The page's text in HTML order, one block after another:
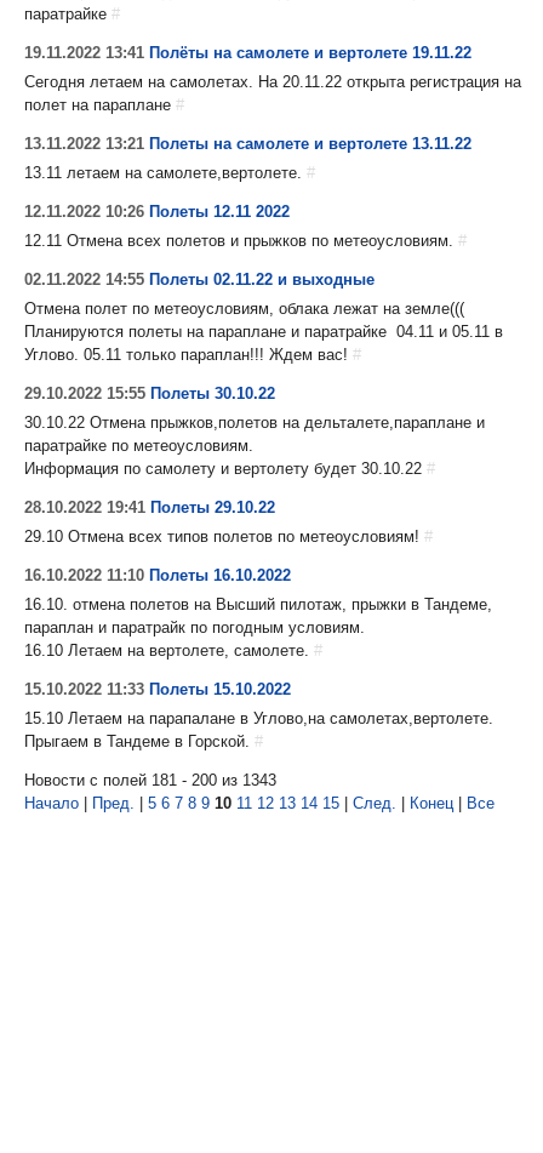
паратрайке #
19.11.2022 13:41 Полёты на самолете и вертолете 19.11.22
Сегодня летаем на самолетах. На 20.11.22 открыта регистрация на
полет на параплане #
13.11.2022 13:21 Полеты на самолете и вертолете 13.11.22
13.11 летаем на самолете,вертолете. #
12.11.2022 10:26 Полеты 12.11 2022
12.11 Отмена всех полетов и прыжков по метеоусловиям. #
02.11.2022 14:55 Полеты 02.11.22 и выходные
Отмена полет по метеоусловиям, облака лежат на земле(((
Планируются полеты на параплане и паратрайке 04.11 и 05.11 в
Углово. 05.11 только параплан!!! Ждем вас! #
29.10.2022 15:55 Полеты 30.10.22
30.10.22 Отмена прыжков,полетов на дельталете,параплане и
паратрайке по метеоусловиям.
Информация по самолету и вертолету будет 30.10.22 #
28.10.2022 19:41 Полеты 29.10.22
29.10 Отмена всех типов полетов по метеоусловиям! #
16.10.2022 11:10 Полеты 16.10.2022
16.10. отмена полетов на Высший пилотаж, прыжки в Тандеме,
параплан и паратрайк по погодным условиям.
16.10 Летаем на вертолете, самолете. #
15.10.2022 11:33 Полеты 15.10.2022
15.10 Летаем на парапалане в Углово,на самолетах,вертолете.
Прыгаем в Тандеме в Горской. #
Новости с полей 181 - 200 из 1343
Начало
Пред. 5 6 7 8 9 10 11 12 13 14 15 След. Конец Все